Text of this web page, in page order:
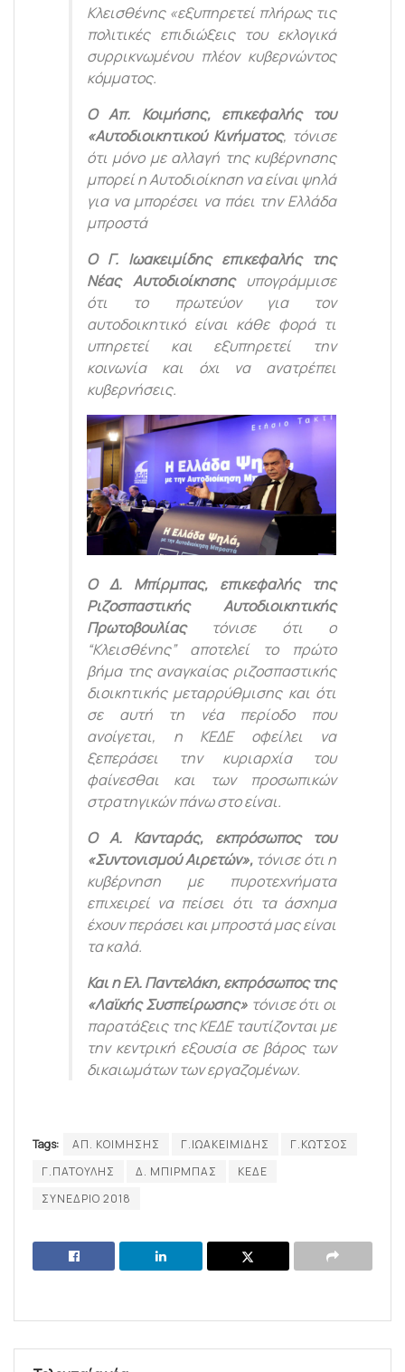
Κλεισθένης «εξυπηρετεί πλήρως τις
πολιτικές επιδιώξεις του εκλογικά
συρρικνωμένου πλέον κυβερνώντος
κόμματος.
Ο Απ. Κοιμήσης, επικεφαλής του
«Αυτοδιοικητικού Κινήματος, τόνισε
ότι μόνο με αλλαγή της κυβέρνησης
μπορεί η Αυτοδιοίκηση να είναι ψηλά
για να μπορέσει να πάει την Ελλάδα
μπροστά
Ο Γ. Ιωακειμίδης επικεφαλής της
Νέας Αυτοδιοίκησηςυπογράμμισε
ότι το πρωτεύον για τον
αυτοδοικητικό είναι κάθε φορά τι
υπηρετεί και εξυπηρετεί την
κοινωνία και όχι να ανατρέπει
κυβερνήσεις.
Ο Δ. Μπίρμπας, επικεφαλής της
Ριζοσπαστικής Αυτοδιοικητικής
Πρωτοβουλίαςτόνισε ότι ο
“Κλεισθένης” αποτελεί το πρώτο
βήμα της αναγκαίας ριζοσπαστικής
διοικητικής μεταρρύθμισης και ότι
σε αυτή τη νέα περίοδο που
ανοίγεται, η ΚΕΔΕ οφείλει να
ξεπεράσει την κυριαρχία του
φαίνεσθαι και των προσωπικών
στρατηγικών πάνω στο είναι.
Ο Α. Κανταράς, εκπρόσωπος του
«Συντονισμού Αιρετών»,τόνισε ότι η
κυβέρνηση με πυροτεχνήματα
επιχειρεί να πείσει ότι τα άσχημα
έχουν περάσει και μπροστά μας είναι
τα καλά.
Και η Ελ. Παντελάκη, εκπρόσωπος της
«Λαϊκής Συσπείρωσης»τόνισε ότι οι
παρατάξεις της ΚΕΔΕ ταυτίζονται με
την κεντρική εξουσία σε βάρος των
δικαιωμάτων των εργαζομένων.
Tags: ΑΠ. ΚΟΙΜΗΣΗΣ Γ.ΙΩΑΚΕΙΜΙΔΗΣ
Γ.ΚΩΤΣΟΣ
Γ.ΠΑΤΟΥΛΗΣ
Δ. ΜΠΙΡΜΠΑΣ
ΚΕΔΕ
ΣΥΝΕΔΡΙΟ 2018